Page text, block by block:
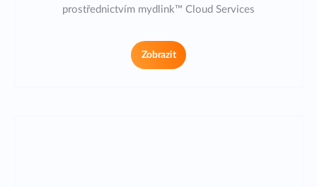
prostřednictvím mydlink™ Cloud Services
Zobrazit